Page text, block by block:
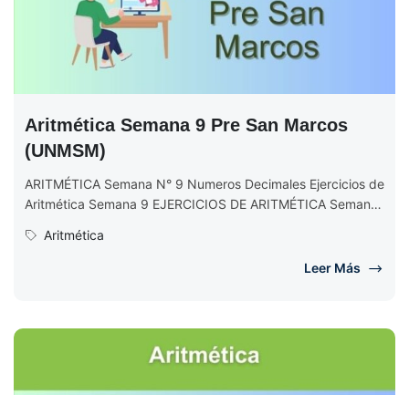
Aritmética Semana 9 Pre San Marcos
(UNMSM)
ARITMÉTICA Semana N° 9 Numeros Decimales Ejercicios de
Aritmética Semana 9 EJERCICIOS DE ARITMÉTICA Semana
Aritmética
Leer Más